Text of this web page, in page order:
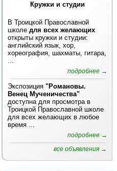
Кружки и студии
В Троицкой Православной
школе для всех желающих
открыты кружки и студии:
английский язык, хор,
хореография, шахматы, гитара,
...
подробнее →
Экспозиция "Романовы.
Венец Мученичества"
доступна для просмотра в
Троицкой Православной школе
для всех желающих в любое
время ...
подробнее →
все объявления →